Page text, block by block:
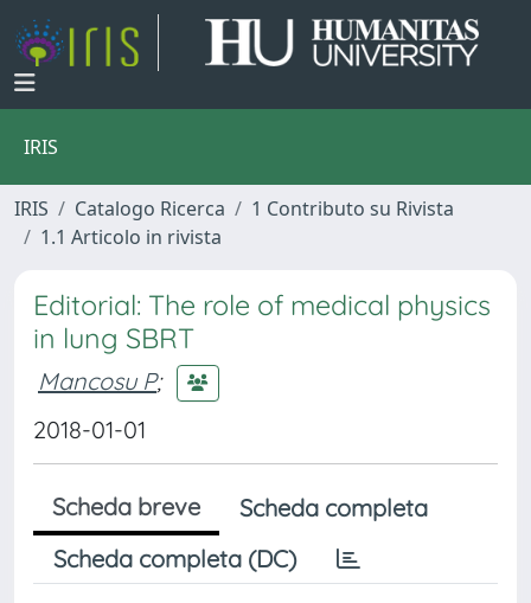
IRIS
IRIS Catalogo Ricerca
1 Contributo su Rivista
1.1 Articolo in rivista
Editorial: The role of medical physics
in lung SBRT
Mancosu P;
2018-01-01
Scheda breve
Scheda completa
Scheda completa (DC)